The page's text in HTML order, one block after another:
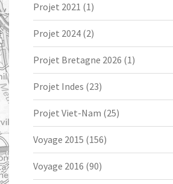
Projet 2021 (1)
Projet 2024 (2)
Projet Bretagne 2026 (1)
Projet Indes (23)
Projet Viet-Nam (25)
Voyage 2015 (156)
Voyage 2016 (90)